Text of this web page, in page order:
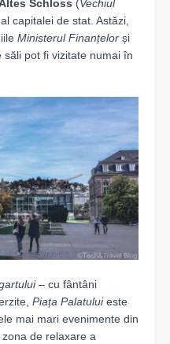
Schloss (Vechiul
capitalei de stat. Astăzi,
Ministerul Finanțelor și
săli pot fi vizitate numai în
– cu fântâni
Piața Palatuluieste
mai mari evenimente din
de relaxare a